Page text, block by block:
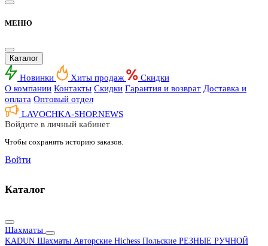
МЕНЮ
Каталог
Новинки Хиты продаж
Скидки
О компании Контакты Скидки Гарантия и возврат Доставка и
оплата Оптовый отдел
LAVOCHKA-SHOP.NEWS
Войдите в личный кабинет
Чтобы сохранять историю заказов.
Войти
Каталог
Шахматы
KADUN Шахматы Авторские Hichess Польские РЕЗНЫЕ РУЧНОЙ